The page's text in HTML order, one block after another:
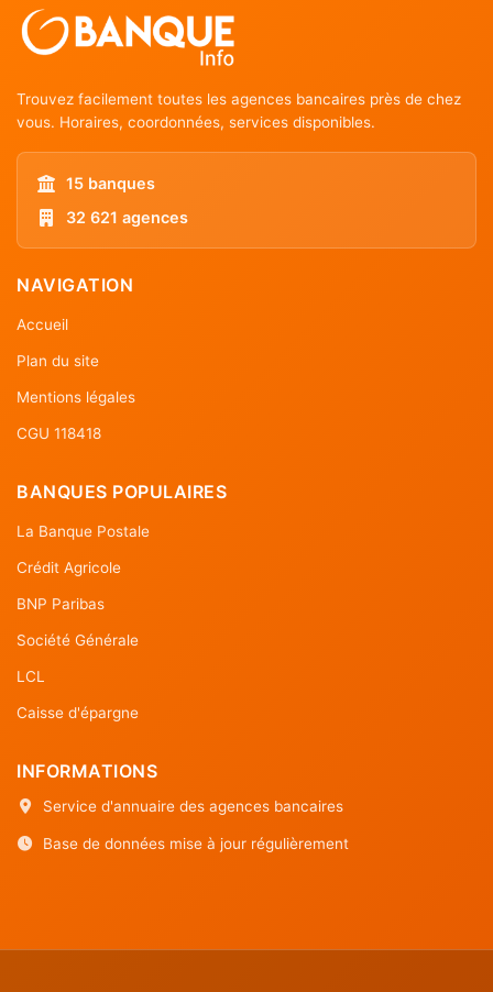
Trouvez facilement toutes les agences bancaires près de chez
vous. Horaires, coordonnées, services disponibles.
15 banques
32 621 agences
NAVIGATION
Accueil
Plan du site
Mentions légales
CGU 118418
BANQUES POPULAIRES
La Banque Postale
Crédit Agricole
BNP Paribas
Société Générale
LCL
Caisse d'épargne
INFORMATIONS
Service d'annuaire des agences bancaires
Base de données mise à jour régulièrement